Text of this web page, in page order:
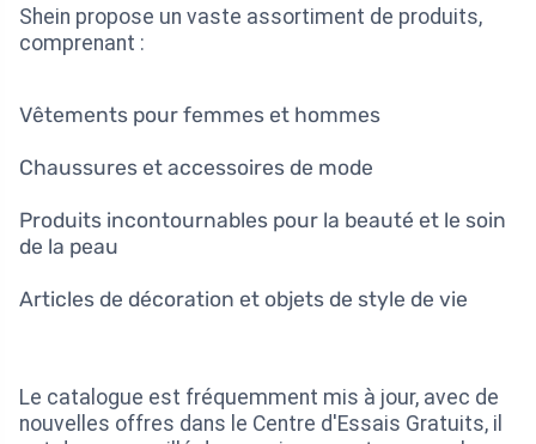
Shein propose un vaste assortiment de produits,
comprenant :
Vêtements pour femmes et hommes
Chaussures et accessoires de mode
Produits incontournables pour la beauté et le soin
de la peau
Articles de décoration et objets de style de vie
Le catalogue est fréquemment mis à jour, avec de
nouvelles offres dans le Centre d'Essais Gratuits, il